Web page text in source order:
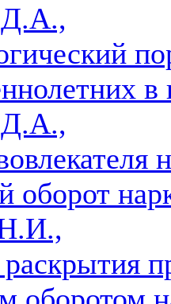
Д.А.,
в
Д.А.,
оборот